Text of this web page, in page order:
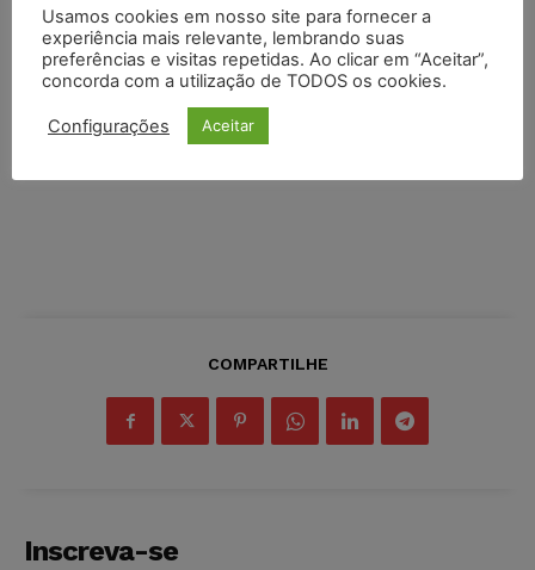
COMPARTILHE
Inscreva-se
Usamos cookies em nosso site para fornecer a
experiência mais relevante, lembrando suas
preferências e visitas repetidas. Ao clicar em “Aceitar”,
concorda com a utilização de TODOS os cookies.
Configurações Aceitar